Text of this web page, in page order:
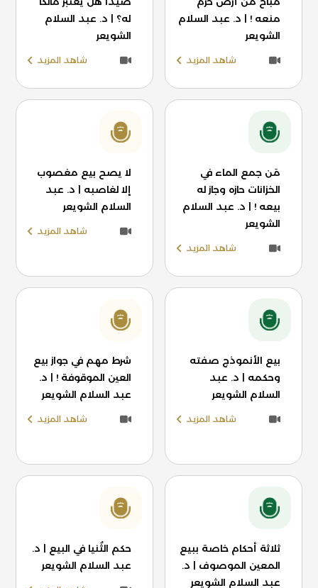
منعه ! | د. عبد السلام
الشويعر
شاهد المزيد
له؟ | د. عبد السلام
الشويعر
شاهد المزيد
مَن جمع الماء في
الخزانات حازه وجاز له
بيعه ! | د. عبد السلام
الشويعر
شاهد المزيد
لا يصح بيع مغصوب
إلا لغاصبه | د. عبد
السلام الشويعر
شاهد المزيد
بيع الأنموذج صفته
وحكمه | د. عبد
السلام الشويعر
شاهد المزيد
شرط مهم في جواز بيع
العين الموقوفة ! | د.
عبد السلام الشويعر
شاهد المزيد
ثلاثة أحكام خاصة ببيع
المعين الموصوف | د.
عبد السلام الشويعر
حكم الثُنيا في البيع | د.
عبد السلام الشويعر